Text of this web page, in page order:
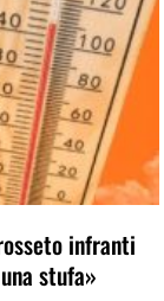
infranti
stufa»